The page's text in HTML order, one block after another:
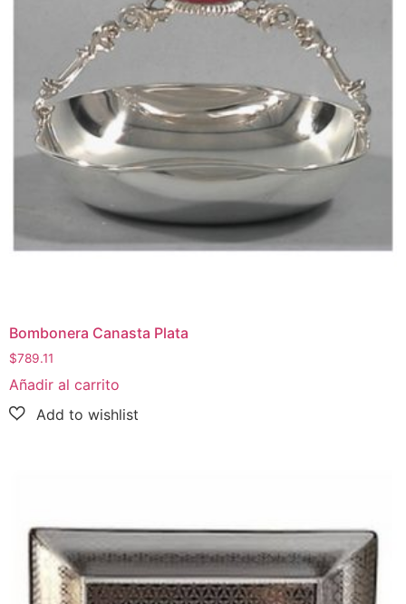
Bombonera Canasta Plata
$789.11
Añadir al carrito